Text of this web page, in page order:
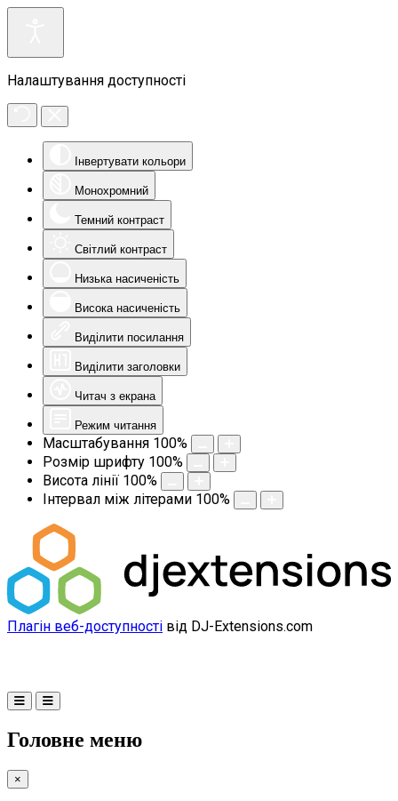
Налаштування доступності
Інвертувати кольори
Монохромний
Темний контраст
Світлий контраст
Низька насиченість
Висока насиченість
Виділити посилання
Виділити заголовки
Читач з екрана
Режим читання
Масштабування 100%
Розмір шрифту 100%
Висота лінії 100%
Інтервал між літерами 100%
Плагін веб-доступності від DJ-Extensions.com
Головне меню
×